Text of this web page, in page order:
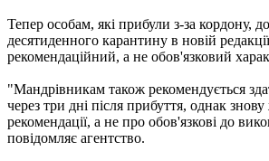
Тепер особам, які прибули з-за кордону,
десятиденного карантину в новій
рекомендаційний, а не обов'язковий
"Мандрівникам також рекомендується
через три дні після прибуття, однак
рекомендації, а не про обов'язкові до
повідомляє агентство.